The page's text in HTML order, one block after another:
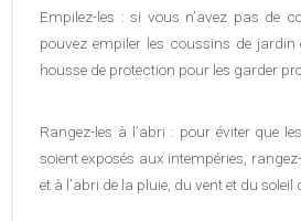
Empilez-les : si vous n’avez pas de
pouvez empiler les coussins de
housse de protection pour les garder
Rangez-les à l’abri : pour éviter que
soient exposés aux intempéries,
et à l’abri de la pluie, du vent et du soleil